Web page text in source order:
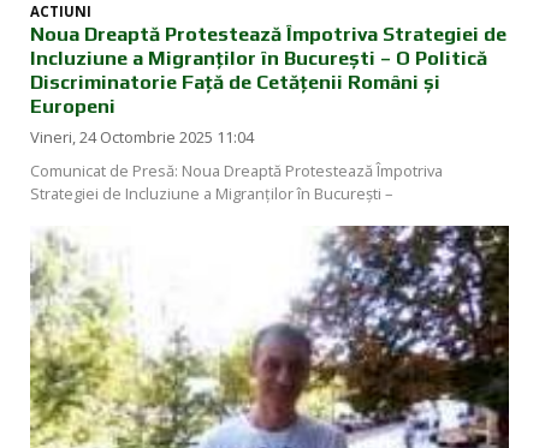
ACTIUNI
Noua Dreaptă Protestează Împotriva Strategiei de
Incluziune a Migranților în București – O Politică
Discriminatorie Față de Cetățenii Români și
Europeni
Vineri, 24 Octombrie 2025 11:04
Comunicat de Presă: Noua Dreaptă Protestează Împotriva
Strategiei de Incluziune a Migranților în București –